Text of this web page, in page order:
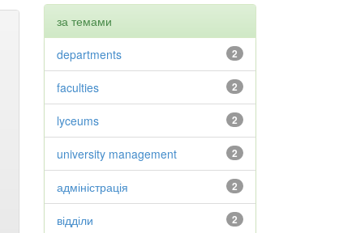
за темами
2
departments
2
faculties
2
lyceums
2
university management
2
адміністрація
2
відділи